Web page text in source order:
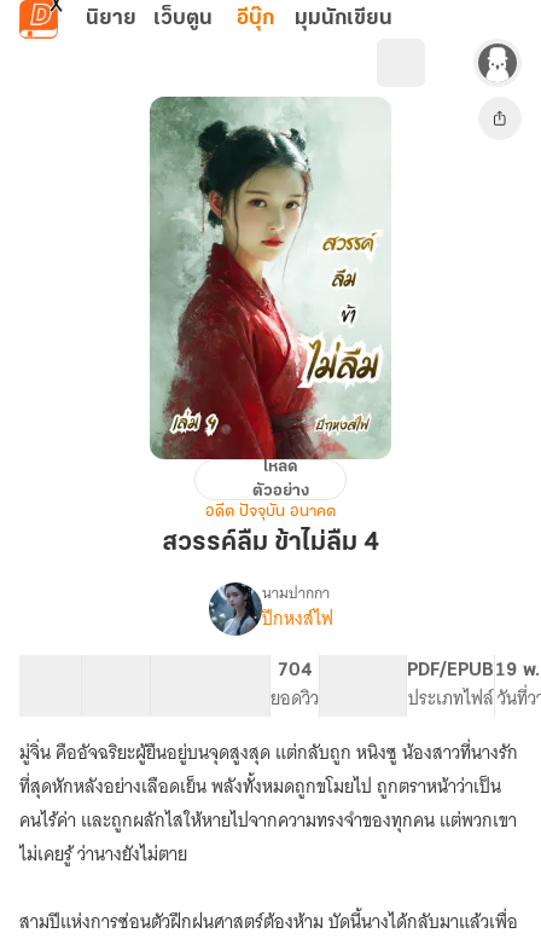
ข้ามไปยังเนื้อหาหลัก
นิยาย เว็บตูน อีบุ๊ก มุมนักเขียน
สวรรค์
ข้า
โหลด
ตัวอย่าง
อดีต ปัจจุบัน อนาคต
สวรรค์ลืม ข้าไม่ลืม 4
เรื่อง
ลืม
ข้า
ไม่
(E-
book)
นามปากกา
ปีกหงส์ไฟ
704
ยอดวิว
PDF/EPUB
ประเภทไฟล์
19 พ
วันที่ว
มู่จิ่น คืออัจฉริยะผู้ยืนอยู่บนจุดสูงสุด แต่กลับถูก หนิงซู น้องสาวที่นางรัก
ที่สุดหักหลังอย่างเลือดเย็น พลังทั้งหมดถูกขโมยไป ถูกตราหน้าว่าเป็น
คนไร้ค่า และถูกผลักไสให้หายไปจากความทรงจำของทุกคน แต่พวกเขา
ไม่เคยรู้ ว่านางยังไม่ตาย
สามปีแห่งการซ่อนตัวฝึกฝนศาสตร์ต้องห้าม บัดนี้นางได้กลับมาแล้วเพื่อ